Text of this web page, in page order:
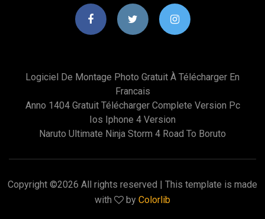
Logiciel De Montage Photo Gratuit À Télécharger En
Francais
Anno 1404 Gratuit Télécharger Complete Version Pc
Ios Iphone 4 Version
Naruto Ultimate Ninja Storm 4 Road To Boruto
Copyright ©2026 All rights reserved | This template is made
with
by Colorlib